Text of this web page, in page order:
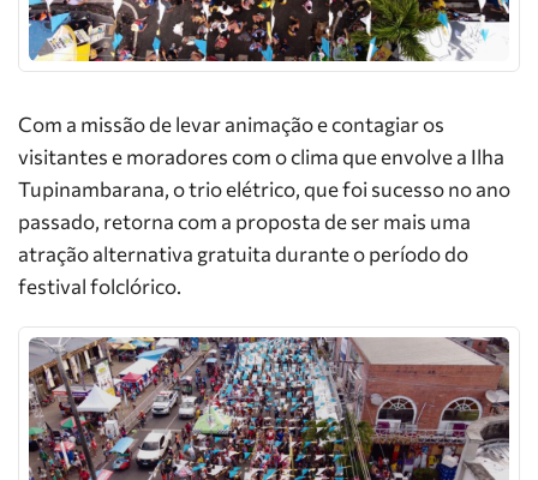
Com a missão de levar animação e contagiar os
visitantes e moradores com o clima que envolve a Ilha
Tupinambarana, o trio elétrico, que foi sucesso no ano
passado, retorna com a proposta de ser mais uma
atração alternativa gratuita durante o período do
festival folclórico.